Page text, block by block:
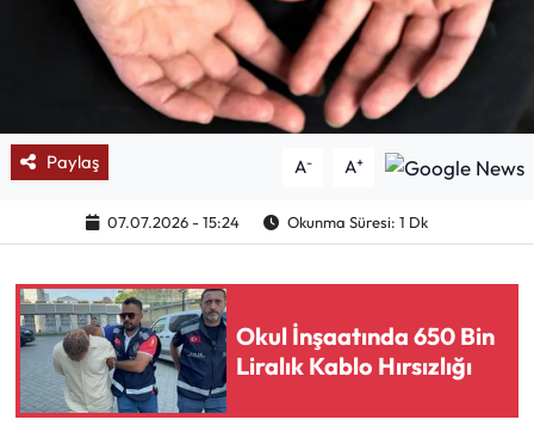
Paylaş A- A+
07.07.2026 - 15:24 Okunma Süresi: 1 Dk
Okul İnşaatında 650 Bin
Liralık Kablo Hırsızlığı
Röportaj
Köşe Yazıları
Karikatür Galeri
BIK
ASTROLOJİ
Spor Yazıları